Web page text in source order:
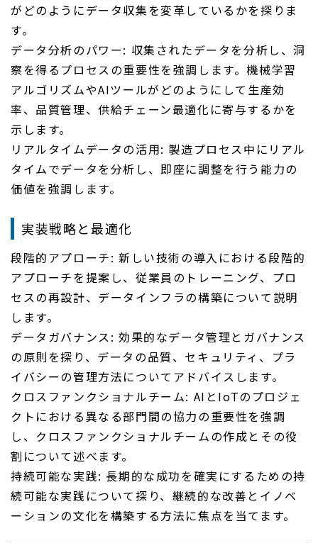
がどのようにデータ収集を変革しているかを探りま
す。
データ分析のパワー: 収集されたデータを分析し、洞
察を得るプロセスの重要性を強調します。機械学習
アルゴリズムやAIツールがどのようにして生産効
率、品質管理、供給チェーン最適化に寄与するかを
示します。
リアルタイムデータの活用: 製造プロセス中にリアル
タイムでデータを分析し、即座に調整を行う能力の
価値を強調します。
実装戦略と最適化
段階的アプローチ: 新しい技術の導入における段階的
アプローチを提案し、従業員のトレーニング、プロ
セスの再設計、データインフラの構築について説明
します。
データガバナンス: 効果的なデータ管理とガバナンス
の原則を探り、データの品質、セキュリティ、プラ
イバシーの管理方法についてアドバイスします。
クロスファンクショナルチーム: AIとIoTのプロジェ
クトにおける異なる部門間の協力の重要性を強調
し、クロスファンクショナルチームの作成とその役
割について述べます。
持続可能な実践: 長期的な成功を確実にするための持
続可能な実践について探り、継続的な改善とイノベ
ーションの文化を構築する方法に焦点を当てます。